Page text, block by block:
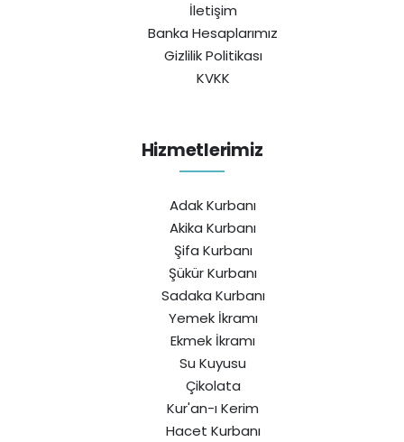
İletişim
Banka Hesaplarımız
Gizlilik Politikası
KVKK
Hizmetlerimiz
Adak Kurbanı
Akika Kurbanı
Şifa Kurbanı
Şükür Kurbanı
Sadaka Kurbanı
Yemek İkramı
Ekmek İkramı
Su Kuyusu
Çikolata
Kur'an-ı Kerim
Hacet Kurbanı